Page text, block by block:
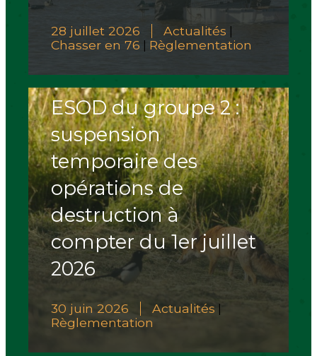
28 juillet 2026 Actualités
Chasser en 76 Règlementation
ESOD du groupe 2 :
suspension
temporaire des
opérations de
destruction à
compter du 1er juillet
2026
30 juin 2026 Actualités
Règlementation